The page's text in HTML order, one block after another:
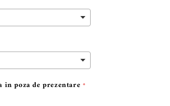
in poza de prezentare